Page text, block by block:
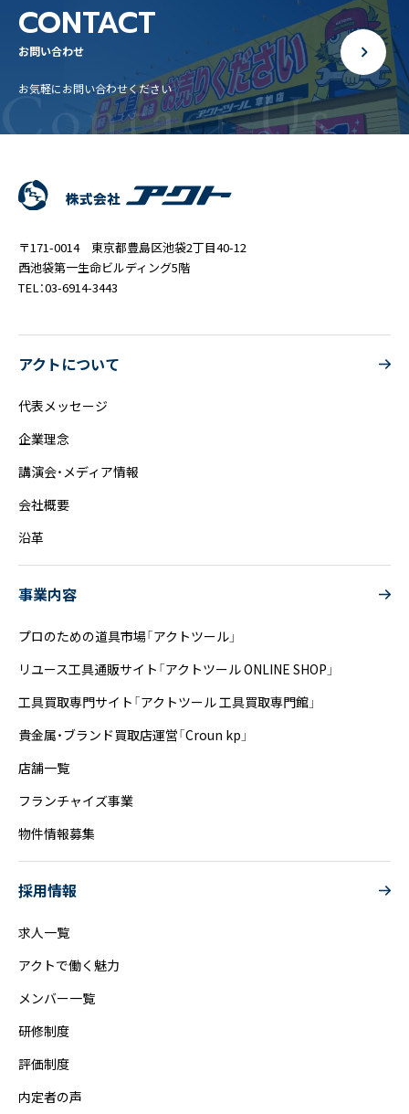
Contact Us
CONTACT
お問い合わせ
お気軽にお問い合わせください
〒171-0014 東京都豊島区池袋2丁目40-12
西池袋第一生命ビルディング5階
TEL：03-6914-3443
アクトについて
代表メッセージ
企業理念
講演会・メディア情報
会社概要
沿革
事業内容
プロのための道具市場「アクトツール」
リユース工具通販サイト「アクトツール ONLINE SHOP」
工具買取専門サイト「アクトツール 工具買取専門館」
貴金属・ブランド買取店運営「Croun kp」
店舗一覧
フランチャイズ事業
物件情報募集
採用情報
求人一覧
アクトで働く魅力
メンバー一覧
研修制度
評価制度
内定者の声